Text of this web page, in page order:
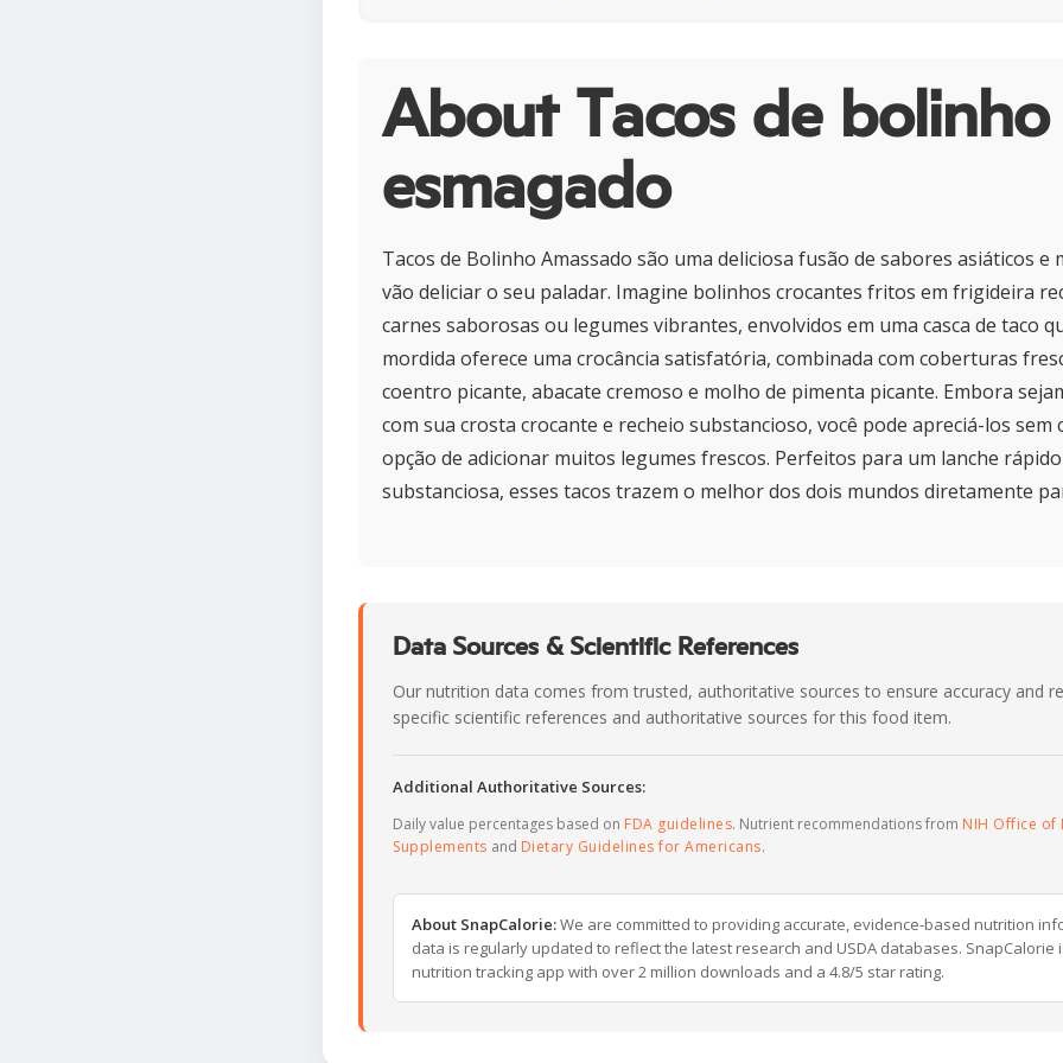
About Tacos de bolinho
esmagado
Tacos de Bolinho Amassado são uma deliciosa fusão de sabores asiáticos e
vão deliciar o seu paladar. Imagine bolinhos crocantes fritos em frigideira
carnes saborosas ou legumes vibrantes, envolvidos em uma casca de taco
mordida oferece uma crocância satisfatória, combinada com coberturas
coentro picante, abacate cremoso e molho de pimenta picante. Embora
com sua crosta crocante e recheio substancioso, você pode apreciá-los sem
opção de adicionar muitos legumes frescos. Perfeitos para um lanche
substanciosa, esses tacos trazem o melhor dos dois mundos diretamente
Data Sources & Scientific References
Our nutrition data comes from trusted, authoritative sources to ensure accuracy and
specific scientific references and authoritative sources for this food item.
Additional Authoritative Sources:
Daily value percentages based on FDA guidelines. Nutrient recommendations from NIH Office of
Supplements and Dietary Guidelines for Americans.
About SnapCalorie:We are committed to providing accurate, evidence-based nutrition
data is regularly updated to reflect the latest research and USDA databases. SnapCalorie
nutrition tracking app with over 2 million downloads and a 4.8/5 star rating.